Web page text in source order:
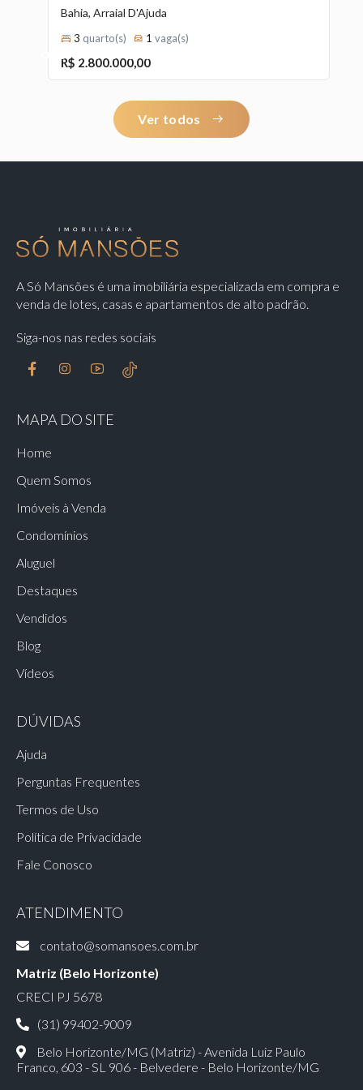
Bahia, Arraial D'Ajuda
3 quarto(s) 1 vaga(s)
R$ 2.800.000,00
1 2 3 4 5 6 7
18 19 20
Ver todos
A Só Mansões é uma imobiliária especializada em compra e
venda de lotes, casas e apartamentos de alto padrão.
Siga-nos nas redes sociais
MAPA DO SITE
Home
Quem Somos
Imóveis à Venda
Condomínios
Aluguel
Destaques
Vendidos
Blog
Vídeos
DÚVIDAS
Ajuda
Perguntas Frequentes
Termos de Uso
Política de Privacidade
Fale Conosco
ATENDIMENTO
contato@somansoes.com.br
Matriz (Belo Horizonte)
CRECI PJ 5678
(31) 99402-9009
Belo Horizonte/MG (Matriz) - Avenida Luiz Paulo
Franco, 603 - SL 906 - Belvedere - Belo Horizonte/MG